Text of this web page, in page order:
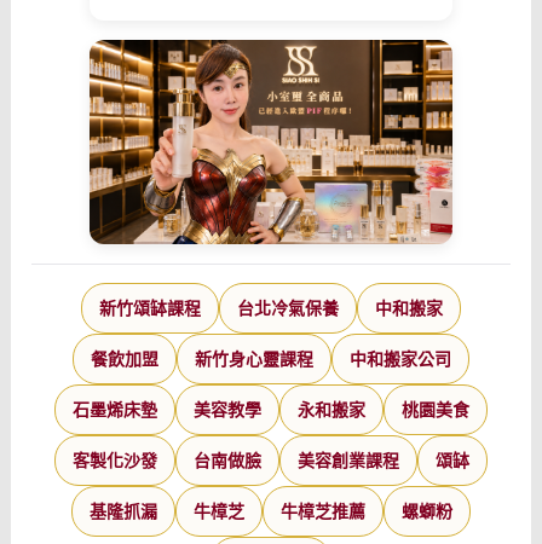
新竹頌缽課程 台北冷氣保養 中和搬家
餐飲加盟 新竹身心靈課程 中和搬家公司
石墨烯床墊 美容教學 永和搬家 桃園美食
客製化沙發 台南做臉 美容創業課程 頌缽
基隆抓漏 牛樟芝 牛樟芝推薦 螺螄粉